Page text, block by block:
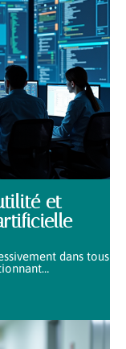
et
dans tous
…